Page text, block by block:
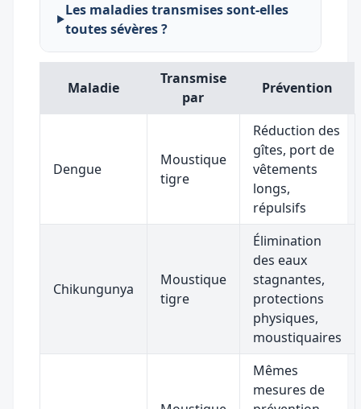
Les maladies transmises sont-elles
toutes sévères ?
Maladie
Transmise
par
Prévention
Dengue
Moustique
tigre
Réduction des
gîtes, port de
vêtements
longs,
répulsifs
Chikungunya
Moustique
tigre
Élimination
des eaux
stagnantes,
protections
physiques,
moustiquaires
Mêmes
mesures de